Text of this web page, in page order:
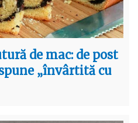
de mac: de post
„învârtită cu